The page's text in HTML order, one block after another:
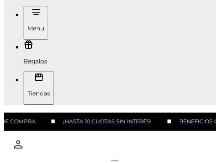
Menu
Regalos
Tiendas
COMPRA ¡HASTA 10 CUOTAS SIN INTERÉS! BENEFICIOS